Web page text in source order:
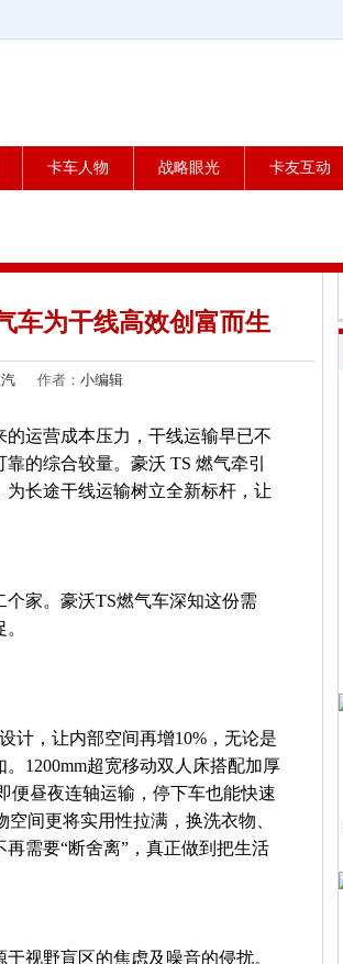
卡车人物 战略眼光 卡友互动
车为干线高效创富而生
作者： 小编辑
运营成本压力，干线运输早已不
的综合较量。豪沃 TS 燃气牵引
长途干线运输树立全新标杆，让
家。豪沃TS燃气车深知这份需
计，让内部空间再增10%，无论是
1200mm超宽移动双人床搭配加厚
便昼夜连轴运输，停下车也能快速
间更将实用性拉满，换洗衣物、
需要“断舍离”，真正做到把生活
视野盲区的焦虑及噪音的侵扰。